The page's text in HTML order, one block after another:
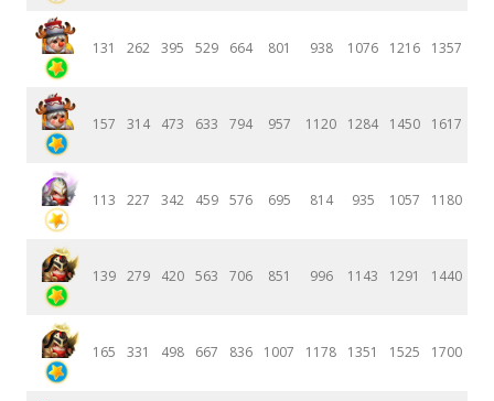
131 262 395 529 664 801 938 1076 1216 1357
157 314 473 633 794 957 1120 1284 1450 1617
113 227 342 459 576 695 814 935 1057 1180
139 279 420 563 706 851 996 1143 1291 1440
165 331 498 667 836 1007 1178 1351 1525 1700